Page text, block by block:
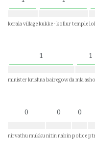
kerala villagekukke - kollur temple
1
minister krishna bairegowda
1
mla
0
nirvathu mukku
0
nitin nabin
0
police